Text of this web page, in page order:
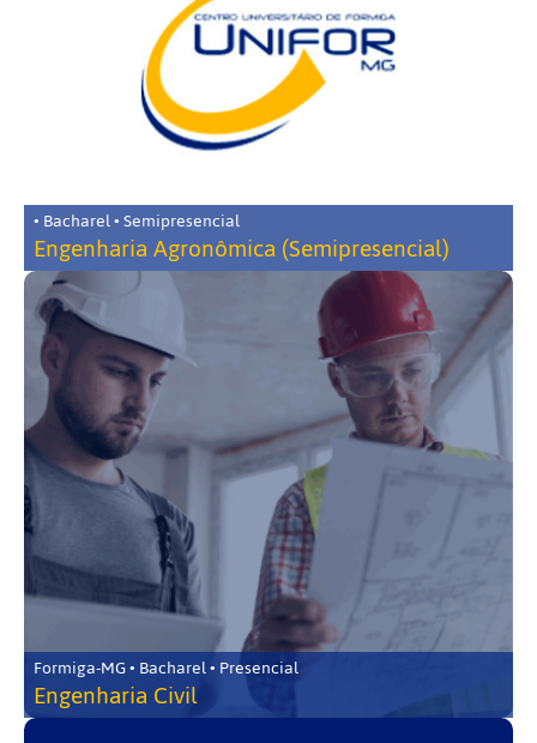
• Bacharel • Semipresencial
Engenharia Agronômica (Semipresencial)
Formiga-MG • Bacharel • Presencial
Engenharia Civil